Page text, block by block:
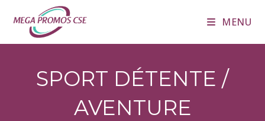
MENU
SPORT DÉTENTE /
AVENTURE